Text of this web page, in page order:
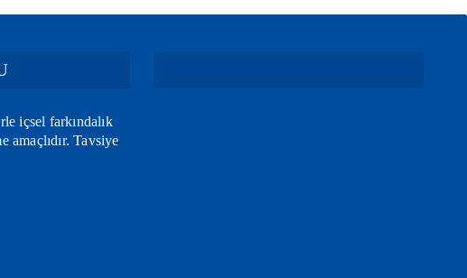
içsel farkındalık
amaçlıdır. Tavsiye